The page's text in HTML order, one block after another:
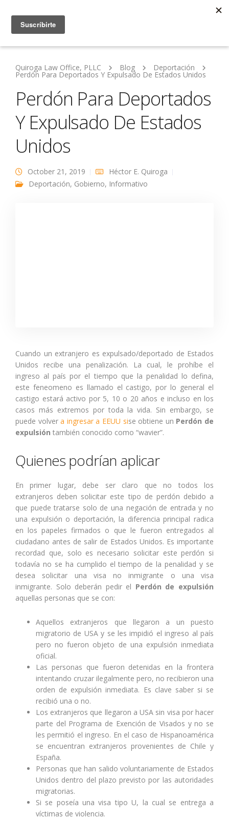
Quiroga Law Office, PLLC Blog Deportación
Perdón Para Deportados Y Expulsado De Estados Unidos
Perdón Para Deportados
Y Expulsado De Estados
Unidos
October 21, 2019
Héctor E. Quiroga
Deportación, Gobierno, Informativo
Cuando un extranjero es expulsado/deportado de Estados
Unidos recibe una penalización. La cual, le prohíbe el
ingreso al país por el tiempo que la penalidad lo defina,
este feneomeno es llamado el castigo, por lo general el
castigo estará activo por 5, 10 o 20 años e incluso en los
casos más extremos por toda la vida. Sin embargo, se
puede volvera ingresar a EEUU sise obtiene un Perdón de
expulsión también conocido como “wavier”.
Quienes podrían aplicar
En primer lugar, debe ser claro que no todos los
extranjeros deben solicitar este tipo de perdón debido a
que puede tratarse solo de una negación de entrada y no
una expulsión o deportación, la diferencia principal radica
en los papeles firmados o que le fueron entregados al
ciudadano antes de salir de Estados Unidos. Es importante
recordad que, solo es necesario solicitar este perdón si
todavía no se ha cumplido el tiempo de la penalidad y se
desea solicitar una visa no inmigrante o una visa
inmigrante. Solo deberán pedir el Perdón de expulsión
aquellas personas que se con:
Aquellos extranjeros que llegaron a un puesto
migratorio de USA y se les impidió el ingreso al país
pero no fueron objeto de una expulsión inmediata
oficial.
Las personas que fueron detenidas en la frontera
intentando cruzar ilegalmente pero, no recibieron una
orden de expulsión inmediata. Es clave saber si se
recibió una o no.
Los extranjeros que llegaron a USA sin visa por hacer
parte del Programa de Exención de Visados y no se
les permitió el ingreso. En el caso de Hispanoamérica
se encuentran extranjeros provenientes de Chile y
España.
Personas que han salido voluntariamente de Estados
Unidos dentro del plazo previsto por las autoridades
migratorias.
Si se poseía una visa tipo U, la cual se entrega a
víctimas de violencia.